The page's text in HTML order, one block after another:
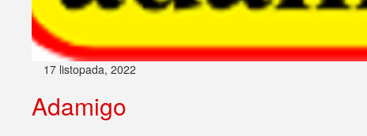
17 listopada, 2022
Adamigo